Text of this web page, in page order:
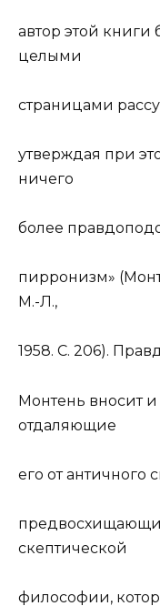
автор этой книги
целыми
страницами
утверждая при
ничего
более
пирронизм»
М.-Л.,
1958. С. 206).
Монтень вносит
отдаляющие
его от
скептической
философии,